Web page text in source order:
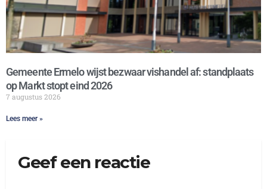
Gemeente Ermelo wijst bezwaar vishandel af: standplaats
op Markt stopt eind 2026
7 augustus 2026
Lees meer »
Geef een reactie